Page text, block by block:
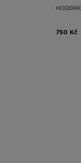
750 Kč